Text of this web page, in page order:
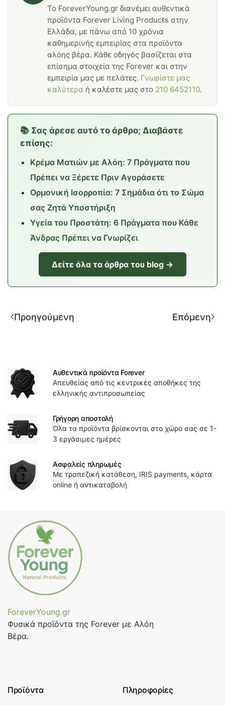
Το ForeverYoung.gr διανέμει αυθεντικά
προϊόντα Forever Living Products στην
Ελλάδα, με πάνω από 10 χρόνια
καθημερινής εμπειρίας στα προϊόντα
αλόης βέρα. Κάθε οδηγός βασίζεται στα
επίσημα στοιχεία της Forever και στην
εμπειρία μας με πελάτες. Γνωρίστε μας
καλύτερα ή καλέστε μας στο 210 6452110.
📚 Σας άρεσε αυτό το άρθρο; Διαβάστε
επίσης:
Κρέμα Ματιών με Αλόη: 7 Πράγματα που
Πρέπει να Ξέρετε Πριν Αγοράσετε
Ορμονική Ισορροπία: 7 Σημάδια ότι το Σώμα
σας Ζητά Υποστήριξη
Υγεία του Προστάτη: 6 Πράγματα που Κάθε
Άνδρας Πρέπει να Γνωρίζει
Δείτε όλα τα άρθρα του blog →
Προηγούμενη Επόμενη
Αυθεντικά προϊόντα Forever
Απευθείας από τις κεντρικές αποθήκες της
ελληνικής αντιπροσωπείας
Γρήγορη αποστολή
Όλα τα προϊόντα βρίσκονται στο χώρο σας σε 1-
3 εργάσιμες ημέρες
Ασφαλείς πληρωμές
Με τραπεζική κατάθεση, IRIS payments, κάρτα
online ή αντικαταβολή
ForeverYoung.gr
Φυσικά προϊόντα της Forever με Αλόη
Βέρα.
Προϊόντα Πληροφορίες